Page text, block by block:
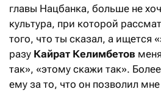
главы Нацбанка, больше не
культура, при которой
того, что ты сказал, а ищется
разу Кайрат Келимбетов
так», «этому скажи так».
ему за то, что он позволил